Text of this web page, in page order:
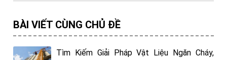
BÀI VIẾT CÙNG CHỦ ĐỀ
Tìm Kiếm Giải Pháp Vật Liệu Ngăn Cháy,